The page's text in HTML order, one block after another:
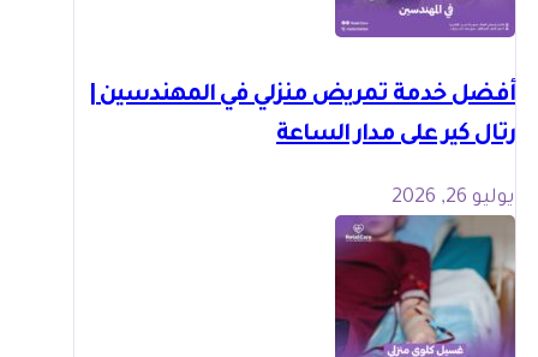
أفضل خدمة تمريض منزلي في المهندسين |
رتال كير على مدار الساعة
يوليو 26, 2026